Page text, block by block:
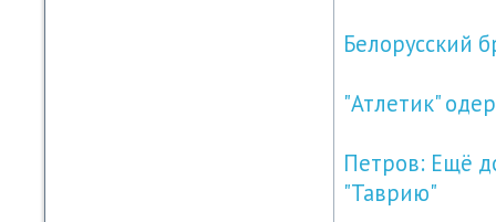
Белорусский
"Атлетик"
Петров: Ещё
"Таврию"